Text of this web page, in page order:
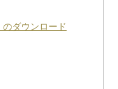
ダウンロード